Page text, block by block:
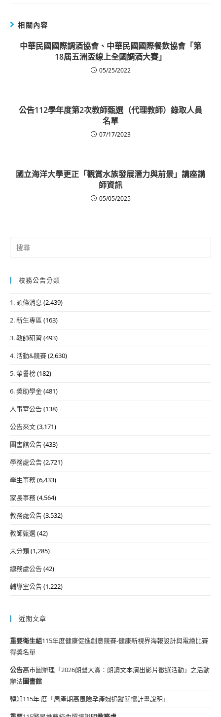
相關內容
中華民國國際調酒協會、中華民國國際餐飲協會「第
18屆五洲盃線上全國調酒大賽」
05/25/2022
公告112學年度第2次教師甄選（代理教師）錄取人員
名單
07/17/2023
國立海洋大學更正「觀賞水族發展潛力與前景」講座講
師資訊
05/05/2025
Search
for:
校務公告分類
1. 頭條消息 (2,439)
2. 新生專區 (163)
3. 教師研習 (493)
4. 活動&競賽(2,630)
5. 榮譽榜(182)
6. 獎助學金(481)
人事室公告(138)
公告來文(3,171)
圖書館公告(433)
學務處公告(2,721)
學生事務(6,433)
家長事務(4,564)
教務處公告(3,532)
教師甄選(42)
未分類(1,285)
總務處公告(42)
輔導室公告(1,222)
近期文章
重要衛生組115年度健康促進創意競賽-健康新視界海報設計與電繪比賽
得獎名單
公告高市圖辦理「2026朗聲大賞：朗讀文本演出影片徵選活動」之活動
辦法圖書館
轉知115年 度「周產期高風險孕產婦追蹤關懷計畫說明」